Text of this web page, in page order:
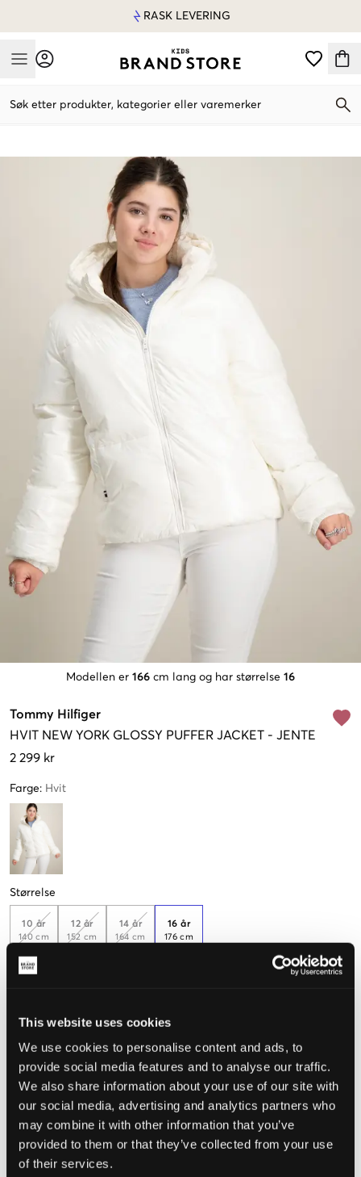
This website uses cookies
We use cookies to personalise content and ads, to
provide social media features and to analyse our traffic.
We also share information about your use of our site with
our social media, advertising and analytics partners who
may combine it with other information that you’ve
provided to them or that they’ve collected from your use
of their services.
RASK LEVERING
Mobile Menu
Søk etter produkter, kategorier eller varemerker
Modellen er 166 cm lang og har størrelse 16
Tommy Hilfiger
HVIT NEW YORK GLOSSY PUFFER JACKET - JENTE
2 299 kr
Farge: Hvit
Størrelse
10 år
140 cm
12 år
152 cm
14 år
164 cm
16 år
176 cm
Liten Riktig
STØRRELSESTABELL
VELG EN STØRRELSE
Rask levering